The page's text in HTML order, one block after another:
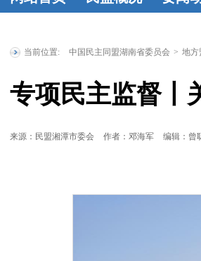
盟章程 领导
人简介
历届
省委委员 历
届人大代表
战要闻
要
当前位置: 中国民主同盟湖南省委员会 > 地方
专项民主监督丨
来源：民盟湘潭市委会 作者：邓海军 编辑：曾